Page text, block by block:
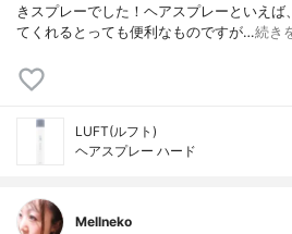
きスプレーでした！ヘアスプレーといえば
てくれるとっても便利なものですが…続き
LUFT(ルフト)
ヘアスプレー ハード
Mellneko